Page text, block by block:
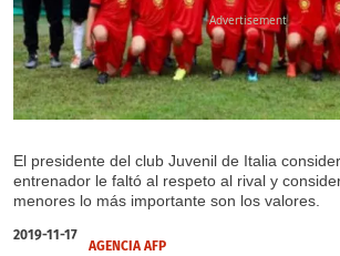
El presidente del club Juvenil de Italia
entrenador le faltó al respeto al rival y
menores lo más importante son los valores.
2019-11-17
AGENCIA AFP